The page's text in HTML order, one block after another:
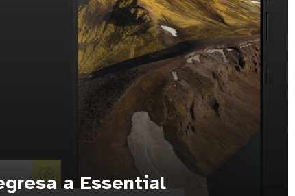
a Essential